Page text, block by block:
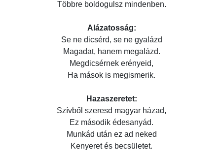
Többre boldogulsz mindenben.
Alázatosság:
Se ne dicsérd, se ne gyalázd
Magadat, hanem megalázd.
Megdicsérnek erényeid,
Ha mások is megismerik.
Hazaszeretet:
Szívből szeresd magyar házad,
Ez második édesanyád.
Munkád után ez ad neked
Kenyeret és becsületet.